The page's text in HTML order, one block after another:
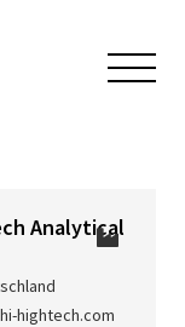
Analytical
hightech.com